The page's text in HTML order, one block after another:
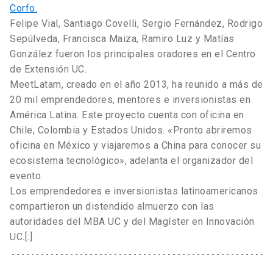
Corfo.
Felipe Vial, Santiago Covelli, Sergio Fernández, Rodrigo
Sepúlveda, Francisca Maiza, Ramiro Luz y Matías
González fueron los principales oradores en el Centro
de Extensión UC.
MeetLatam, creado en el año 2013, ha reunido a más de
20 mil emprendedores, mentores e inversionistas en
América Latina. Este proyecto cuenta con oficina en
Chile, Colombia y Estados Unidos. «Pronto abriremos
oficina en México y viajaremos a China para conocer su
ecosistema tecnológico», adelanta el organizador del
evento.
Los emprendedores e inversionistas latinoamericanos
compartieron un distendido almuerzo con las
autoridades del MBA UC y del Magíster en Innovación
UC.[:]